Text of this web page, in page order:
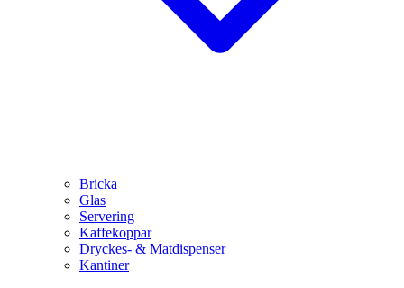
Bricka
Glas
Servering
Kaffekoppar
Dryckes- & Matdispenser
Kantiner